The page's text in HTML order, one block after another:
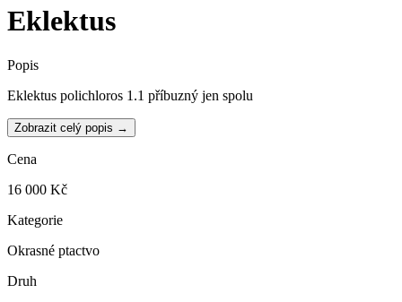
Eklektus
Popis
Eklektus polichloros 1.1 příbuzný jen spolu
Zobrazit celý popis →
Cena
16 000 Kč
Kategorie
Okrasné ptactvo
Druh